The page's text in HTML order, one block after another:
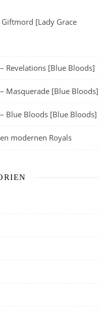
Giftmord [Lady Grace
Revelations [Blue Bloods]
Masquerade [Blue Bloods]
Blue Bloods [Blue Bloods]
modernen Royals